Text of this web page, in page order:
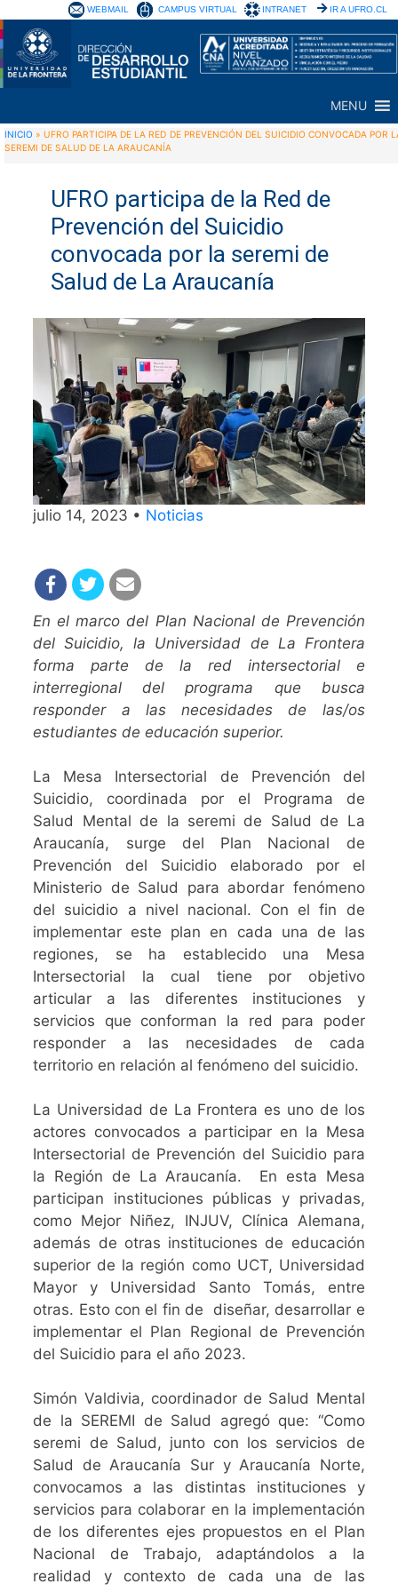
WEBMAIL CAMPUS VIRTUAL INTRANET IR A UFRO.CL
MENU
INICIO »UFRO PARTICIPA DE LA RED DE PREVENCIÓN DEL SUICIDIO CONVOCADA POR
SEREMI DE SALUD DE LA ARAUCANÍA
UFRO participa de la Red de
Prevención del Suicidio
convocada por la seremi de
Salud de La Araucanía
julio 14, 2023 • Noticias
En el marco del Plan Nacional de Prevención
del Suicidio, la Universidad de La Frontera
forma parte de la red intersectorial e
interregional del programa que busca
responder a las necesidades de las/os
estudiantes de educación superior.
La Mesa Intersectorial de Prevención del
Suicidio, coordinada por el Programa de
Salud Mental de la seremi de Salud de La
Araucanía, surge del Plan Nacional de
Prevención del Suicidio elaborado por el
Ministerio de Salud para abordar fenómeno
del suicidio a nivel nacional. Con el fin de
implementar este plan en cada una de las
regiones, se ha establecido una Mesa
Intersectorial la cual tiene por objetivo
articular a las diferentes instituciones y
servicios que conforman la red para poder
responder a las necesidades de cada
territorio en relación al fenómeno del suicidio.
La Universidad de La Frontera es uno de los
actores convocados a participar en la Mesa
Intersectorial de Prevención del Suicidio para
la Región de La Araucanía. En esta Mesa
participan instituciones públicas y privadas,
como Mejor Niñez, INJUV, Clínica Alemana,
además de otras instituciones de educación
superior de la región como UCT, Universidad
Mayor y Universidad Santo Tomás, entre
otras. Esto con el fin de diseñar, desarrollar e
implementar el Plan Regional de Prevención
del Suicidio para el año 2023.
Simón Valdivia, coordinador de Salud Mental
de la SEREMI de Salud agregó que: “Como
seremi de Salud, junto con los servicios de
Salud de Araucanía Sur y Araucanía Norte,
convocamos a las distintas instituciones y
servicios para colaborar en la implementación
de los diferentes ejes propuestos en el Plan
Nacional de Trabajo, adaptándolos a la
realidad y contexto de cada una de las